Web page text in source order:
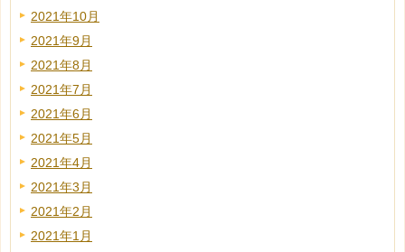
2021年10月
2021年9月
2021年8月
2021年7月
2021年6月
2021年5月
2021年4月
2021年3月
2021年2月
2021年1月